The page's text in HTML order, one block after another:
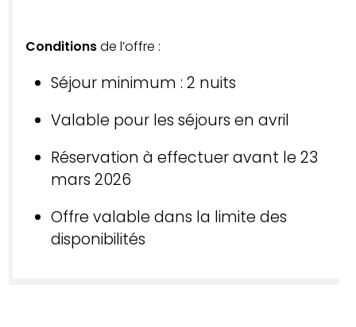
Conditionsde l’offre :
Séjour minimum : 2 nuits
Valable pour les séjours en avril
Réservation à effectuer avant le 23
mars 2026
Offre valable dans la limite des
disponibilités